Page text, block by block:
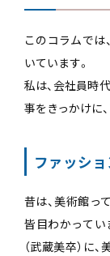
このコラムでは
いています。
私は、会社員時
事をきっかけに
ファッシ
昔は、美術館っ
皆目わかって
（武蔵美卒）に